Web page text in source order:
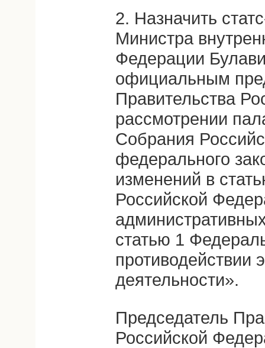
2. Назначить
Министра
Федерации
официальным
Правительства
рассмотрении
Собрания
федерального
изменений в
Российской
статью 1
противодействии
деятельности».
Председатель
Российской